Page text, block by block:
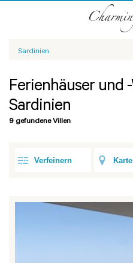
Sardinien
Ferienhäuser und
Sardinien
9 gefundene Villen
Verfeinern Karte